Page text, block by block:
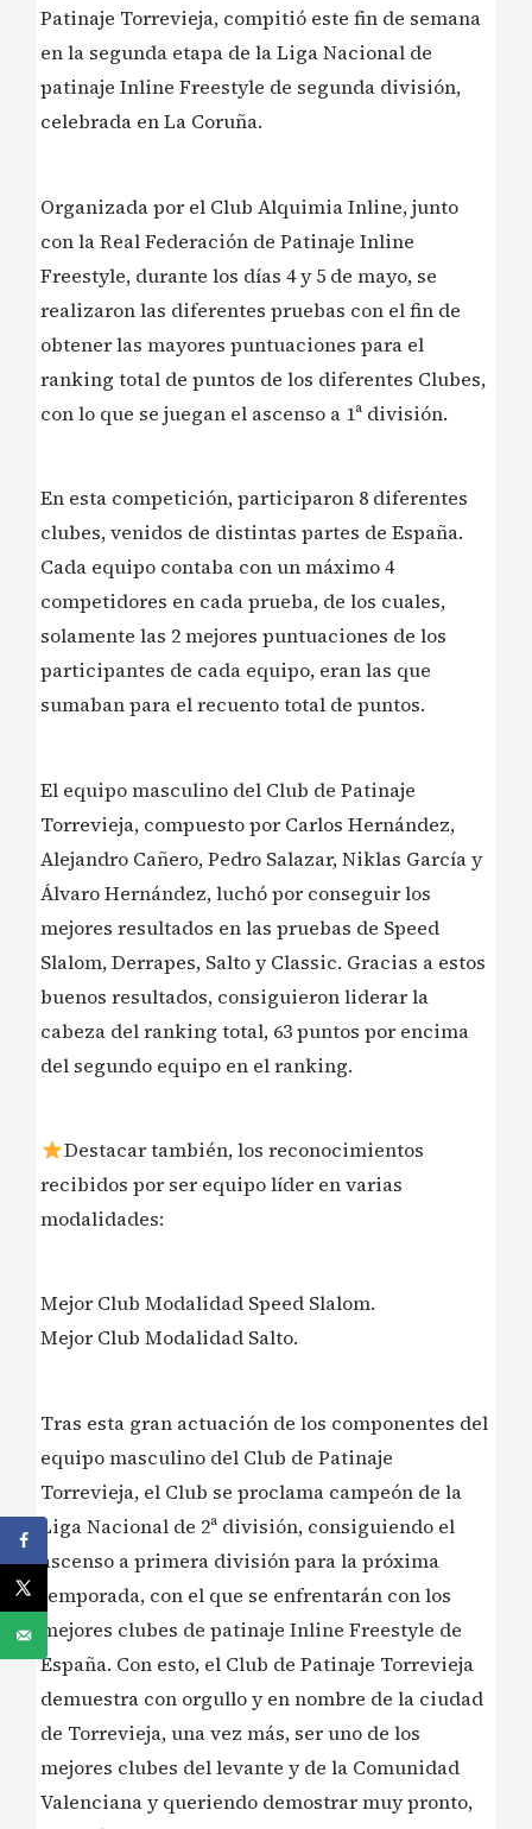
Patinaje Torrevieja, compitió este fin de semana
en la segunda etapa de la Liga Nacional de
patinaje Inline Freestyle de segunda división,
celebrada en La Coruña.
Organizada por el Club Alquimia Inline, junto
con la Real Federación de Patinaje Inline
Freestyle, durante los días 4 y 5 de mayo, se
realizaron las diferentes pruebas con el fin de
obtener las mayores puntuaciones para el
ranking total de puntos de los diferentes Clubes,
con lo que se juegan el ascenso a 1ª división.
En esta competición, participaron 8 diferentes
clubes, venidos de distintas partes de España.
Cada equipo contaba con un máximo 4
competidores en cada prueba, de los cuales,
solamente las 2 mejores puntuaciones de los
participantes de cada equipo, eran las que
sumaban para el recuento total de puntos.
El equipo masculino del Club de Patinaje
Torrevieja, compuesto por Carlos Hernández,
Alejandro Cañero, Pedro Salazar, Niklas García y
Álvaro Hernández, luchó por conseguir los
mejores resultados en las pruebas de Speed
Slalom, Derrapes, Salto y Classic. Gracias a estos
buenos resultados, consiguieron liderar la
cabeza del ranking total, 63 puntos por encima
del segundo equipo en el ranking.
Destacar también, los reconocimientos
recibidos por ser equipo líder en varias
modalidades:
Mejor Club Modalidad Speed Slalom.
Mejor Club Modalidad Salto.
Tras esta gran actuación de los componentes del
equipo masculino del Club de Patinaje
Torrevieja, el Club se proclama campeón de la
Liga Nacional de 2ª división, consiguiendo el
ascenso a primera división para la próxima
temporada, con el que se enfrentarán con los
mejores clubes de patinaje Inline Freestyle de
España. Con esto, el Club de Patinaje Torrevieja
demuestra con orgullo y en nombre de la ciudad
de Torrevieja, una vez más, ser uno de los
mejores clubes del levante y de la Comunidad
Valenciana y queriendo demostrar muy pronto,